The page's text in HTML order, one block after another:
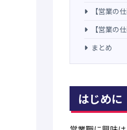
【営業の
【営業の
まとめ
はじめに